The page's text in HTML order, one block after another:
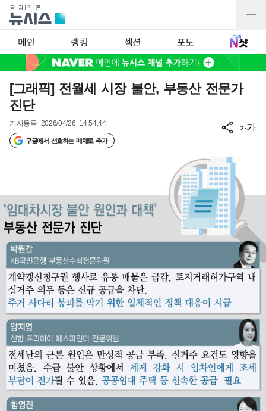
메인 랭킹 섹션 포토
[그래픽] 전월세 시장 불안, 부동산 전문가
진단
기사등록 2026/04/26 14:54:44
구글에서 선호하는 매체로 추가
가가